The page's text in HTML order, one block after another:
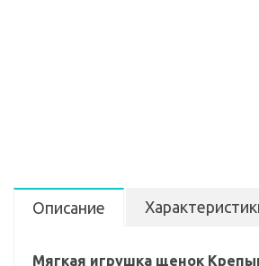
Описание
Мягкая игрушка щенок